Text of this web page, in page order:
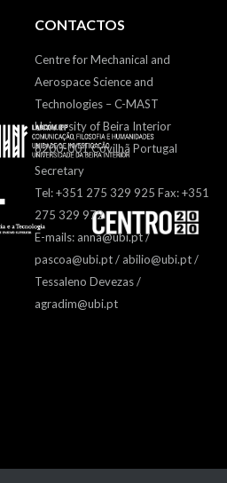
CONTACTOS
Centre for Mechanical and
Aerospace Science and
Technologies – C-MAST
University of Beira Interior
6200-001 Covilhã Portugal
Secretary
Tel: +351 275 329 925 Fax: +351
275 329 972
E-mails: anna@ubi.pt /
pascoa@ubi.pt / abilio@ubi.pt /
Tessaleno Devezas /
agradim@ubi.pt